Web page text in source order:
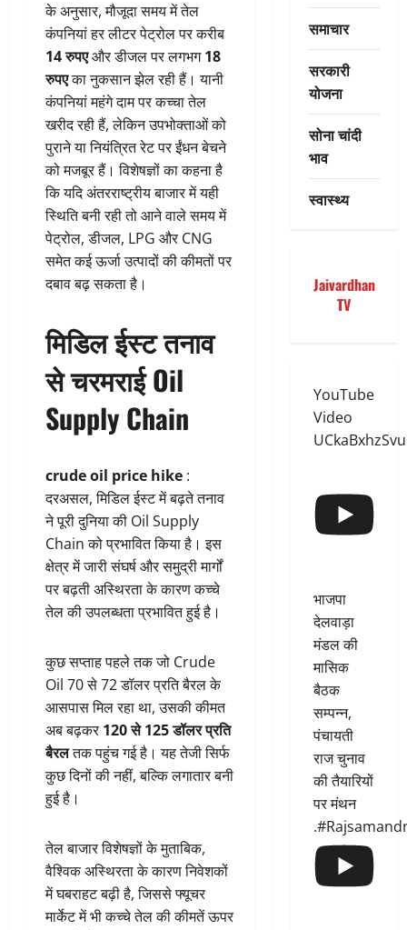
के अनुसार, मौजूदा समय में तेल
कंपनियां हर लीटर पेट्रोल पर करीब
14 रुपएऔर डीजल पर लगभग18
रुपएका नुकसान झेल रही हैं। यानी
कंपनियां महंगे दाम पर कच्चा तेल
खरीद रही हैं, लेकिन उपभोक्ताओं को
पुराने या नियंत्रित रेट पर ईंधन बेचने
को मजबूर हैं। विशेषज्ञों का कहना है
कि यदि अंतरराष्ट्रीय बाजार में यही
स्थिति बनी रही तो आने वाले समय में
पेट्रोल, डीजल, LPG और CNG
समेत कई ऊर्जा उत्पादों की कीमतों पर
दबाव बढ़ सकता है।
मिडिल ईस्ट तनाव
से चरमराई Oil
Supply Chain
crude oil price hike :
दरअसल, मिडिल ईस्ट में बढ़ते तनाव
ने पूरी दुनिया की Oil Supply
Chain को प्रभावित किया है। इस
क्षेत्र में जारी संघर्ष और समुद्री मार्गों
पर बढ़ती अस्थिरता के कारण कच्चे
तेल की उपलब्धता प्रभावित हुई है।
कुछ सप्ताह पहले तक जो Crude
Oil 70 से 72 डॉलर प्रति बैरल के
आसपास मिल रहा था, उसकी कीमत
अब बढ़कर 120 से 125 डॉलर प्रति
बैरलतक पहुंच गई है। यह तेजी सिर्फ
कुछ दिनों की नहीं, बल्कि लगातार बनी
हुई है।
तेल बाजार विशेषज्ञों के मुताबिक,
वैश्विक अस्थिरता के कारण निवेशकों
में घबराहट बढ़ी है, जिससे फ्यूचर
मार्केट में भी कच्चे तेल की कीमतें ऊपर
समाचार
सरकारी
योजना
सोना चांदी
भाव
स्वास्थ्य
Jaivardhan
TV
YouTube
Video
भाजपा
देलवाड़ा
मंडल की
मासिक
बैठक
सम्पन्न,
पंचायती
राज चुनाव
की तैयारियों
पर मंथन